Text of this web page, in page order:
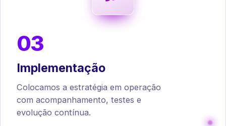
03
Implementação
Colocamos a estratégia em operação
com acompanhamento, testes e
evolução contínua.